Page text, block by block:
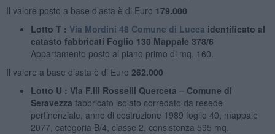
Il valore posto a base d’asta è di Euro 179.000
Lotto T : Via Mordini 48 Comune di Lucca identificato al
catasto fabbricati Foglio 130 Mappale 378/6
Appartamento posto al piano primo di mq. 160.
Il valore a base d’asta è di Euro 262.000
Lotto U : Via F.lli Rosselli Querceta – Comune di
Seravezza fabbricato isolato corredato da resede
pertinenziale, anno di costruzione 1989 foglio 40, mappale
2077, categoria B/4, classe 2, consistenza 595 mq.